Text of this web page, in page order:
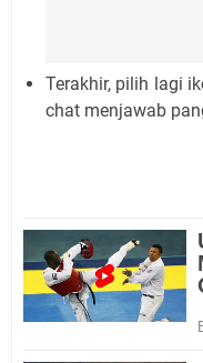
Terakhir, pilih lagi
chat menjawab